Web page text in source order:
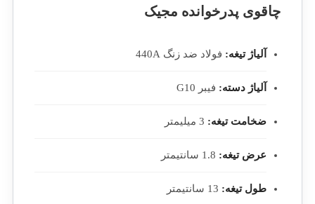
چاقوی پدرخوانده مجیک
آلیاژ تیغه: فولاد ضد زنگ 440A
آلیاژ دسته: فیبر G10
ضخامت تیغه: 3 میلیمتر
عرض تیغه:
طول تیغه: 13 سانتیمتر